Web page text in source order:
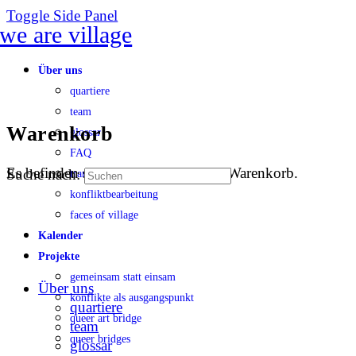
Toggle Side Panel
Über uns
quartiere
team
glossar
FAQ
transparenz
konfliktbearbeitung
faces of village
Kalender
Projekte
gemeinsam statt einsam
konflikte als ausgangspunkt
queer art bridge
queer bridges
Warenkorb
Es befinden sich keine Produkte im Warenkorb.
Suche nach:
Über uns
quartiere
team
glossar